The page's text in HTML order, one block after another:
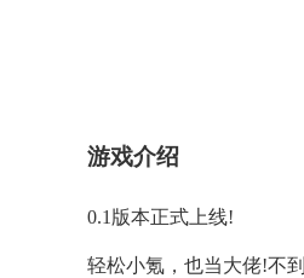
游戏介绍
0.1版本正式上线!
轻松小氪，也当大佬!不